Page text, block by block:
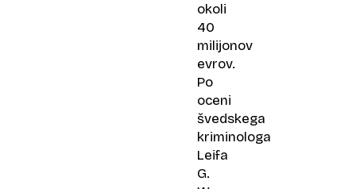
okoli
40
milijonov
evrov.
Po
oceni
švedskega
kriminologa
Leifa
G.